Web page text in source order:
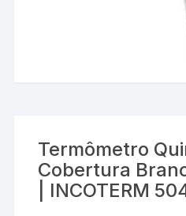
Termômetro
Cobertura
| INCOTERM